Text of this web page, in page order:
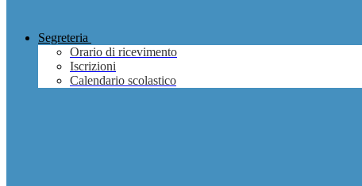
Segreteria
Orario di ricevimento
Iscrizioni
Calendario scolastico